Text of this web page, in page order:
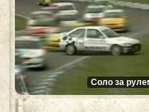
Соло за